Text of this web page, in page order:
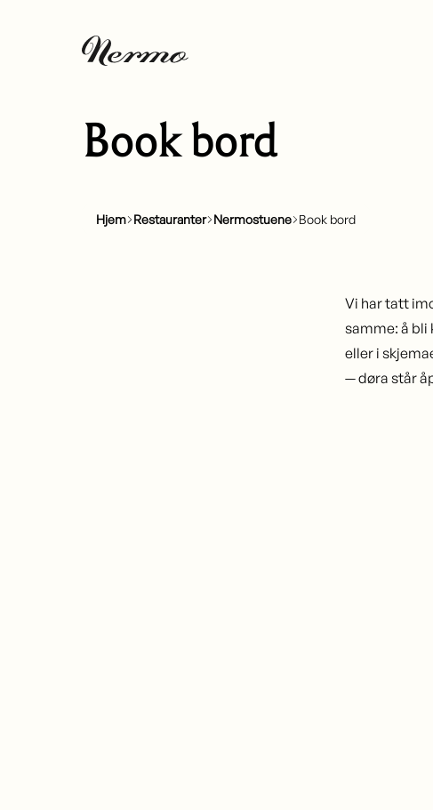
Book bord
Hjem Restauranter Nermostuene Book bord
Vi har tatt
samme: å bli
eller i
— døra står